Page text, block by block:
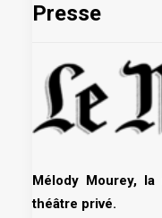
Presse
Mélody Mourey,
théâtre privé.